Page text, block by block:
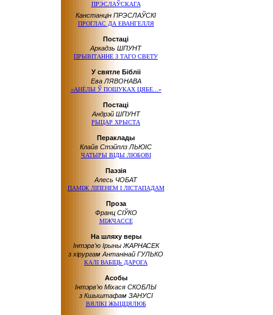
ПРЭСЛАЎСКАГА
Канстанцін ПРЭСЛАЎСКІ
ПРОГЛАС ДА ЕВАНГЕЛЛЯ
Постаці
Аркадзь ШПУНТ
ПРЫВІТАННЕ З ТАГО СВЕТУ
У святле Бібліі
Ева ЛЯВОНАВА
«АНЁЛЫ Ў ПОШУКАХ ЦЯБЕ...»
Постаці
Андрэй ШПУНТ
РЫЦАР ХРЫСТА
Пераклады
Клайв Стэйплз ЛЬЮІС
ЧАТЫРЫ ВІДЫ ЛЮБОВІ
Паэзія
Алесь ЧОБАТ
ПАМІЖ ЛІПЕНЕМ І ЛІСТАПАДАМ
Проза
Франц СІЎКО
МІЖЧАССЕ
На шляху веры
Інтэрв’ю Iрыны ЖАРНАСЕК
з хірургам Антанінай ГУЛЬКО
КАЛІ ВАБІЦЬ ДАРОГА
Асобы
Інтэрв’ю Міхася СКОБЛЫ
з Кшыштафам ЗАНУСІ
ВЯЛІКІ ЖЫЦЦЯЛЮБ